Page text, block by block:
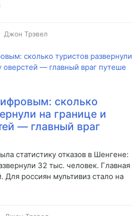
Джон Трэвел
сколько
на границе и
— главный враг
статистику отказов в Шенгене:
32 тыс. человек. Главная
россиян мультивиз стало на